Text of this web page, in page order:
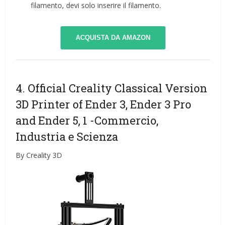
filamento, devi solo inserire il filamento.
ACQUISTA DA AMAZON
4. Official Creality Classical Version
3D Printer of Ender 3, Ender 3 Pro
and Ender 5, 1 -Commercio,
Industria e Scienza
By Creality 3D